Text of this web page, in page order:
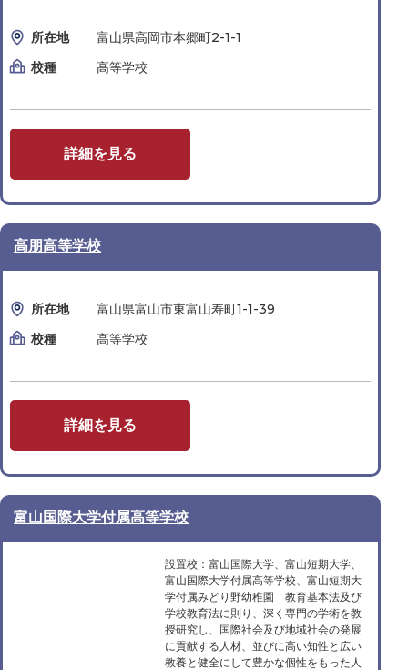
所在地
富山県高岡市本郷町2-1-1
校種
高等学校
詳細を見る
高朋高等学校
所在地
富山県富山市東富山寿町1-1-39
校種
高等学校
詳細を見る
富山国際大学付属高等学校
設置校：富山国際大学、富山短期大学、
富山国際大学付属高等学校、富山短期大
学付属みどり野幼稚園 教育基本法及び
学校教育法に則り、深く専門の学術を教
授研究し、国際社会及び地域社会の発展
に貢献する人材、並びに高い知性と広い
教養と健全にして豊かな個性をもった人